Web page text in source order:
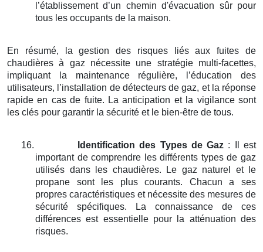
l’établissement d’un chemin d'évacuation sûr pour
tous les occupants de la maison.
En résumé, la gestion des risques liés aux fuites de
chaudières à gaz nécessite une stratégie multi-facettes,
impliquant la maintenance régulière, l’éducation des
utilisateurs, l’installation de détecteurs de gaz, et la réponse
rapide en cas de fuite. La anticipation et la vigilance sont
les clés pour garantir la sécurité et le bien-être de tous.
16. Identification des Types de Gaz : Il est
important de comprendre les différents types de gaz
utilisés dans les chaudières. Le gaz naturel et le
propane sont les plus courants. Chacun a ses
propres caractéristiques et nécessite des mesures de
sécurité spécifiques. La connaissance de ces
différences est essentielle pour la atténuation des
risques.